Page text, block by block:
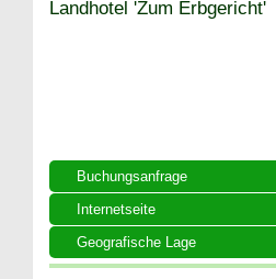
Buchungsanfrage
Internetseite
Geografische Lage
Landhotel 'Zum Erbgericht'